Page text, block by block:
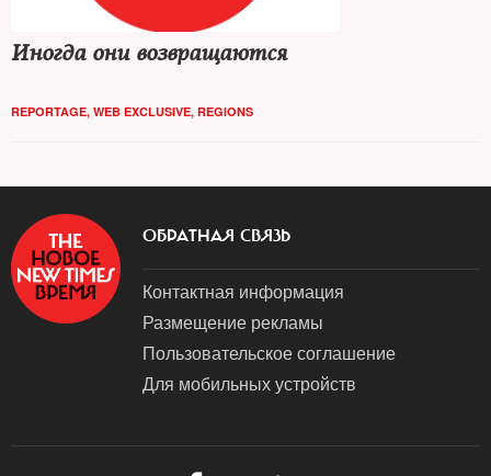
Иногда они возвращаются
REPORTAGE, WEB EXCLUSIVE, REGIONS
ОБРАТНАЯ СВЯЗЬ
Контактная информация
Размещение рекламы
Пользовательское соглашение
Для мобильных устройств